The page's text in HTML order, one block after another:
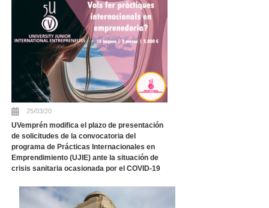
25/03/20
UVemprén modifica el plazo de presentación
de solicitudes de la convocatoria del
programa de Prácticas Internacionales en
Emprendimiento (UJIE) ante la situación de
crisis sanitaria ocasionada por el COVID-19